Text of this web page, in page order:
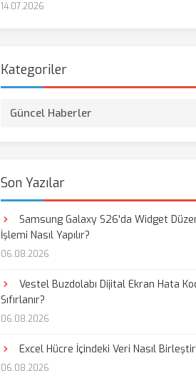
14.07.2026
Kategoriler
Güncel Haberler
Son Yazılar
Samsung Galaxy S26'da Widget
İşlemi Nasıl Yapılır?
06.08.2026
Vestel Buzdolabı Dijital Ekran Hata
Sıfırlanır?
06.08.2026
Excel Hücre İçindeki Veri Nasıl
06.08.2026